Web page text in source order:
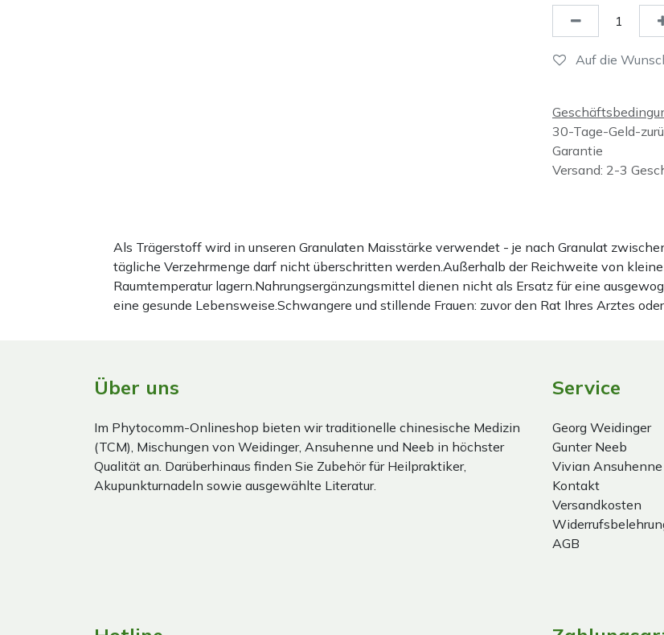
Auf die
30-Tage-Geld-
Garantie
Versand: 2-3
Als Trägerstoff wird in unseren Granulaten Maisstärke verwendet - je nach Granulat
tägliche Verzehrmenge darf nicht überschritten werden.Außerhalb der Reichweite von
Raumtemperatur lagern.Nahrungsergänzungsmittel dienen nicht als Ersatz für eine
eine gesunde Lebensweise.Schwangere und stillende Frauen: zuvor den Rat Ihres Arztes
Über uns
Im Phytocomm-Onlineshop bieten wir traditionelle chinesische Medizin
(TCM), Mischungen von Weidinger, Ansuhenne und Neeb in höchster
Qualität an. Darüberhinaus finden Sie Zubehör für Heilpraktiker,
Akupunkturnadeln sowie ausgewählte Literatur.
Service
Georg Weidinger
Gunter Neeb
Vivian Ansuhenne
Kontakt
Versandkosten
AGB